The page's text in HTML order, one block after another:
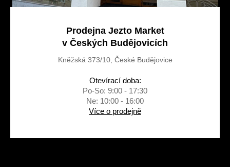
Prodejna Jezto Market
v Českých Budějovicích
Kněžská 373/10, České Budějovice
Otevírací doba:
Po-So: 9:00 - 17:30
Ne: 10:00 - 16:00
Více o prodejně